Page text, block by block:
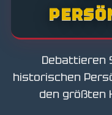
Debattieren
historischen
den größten